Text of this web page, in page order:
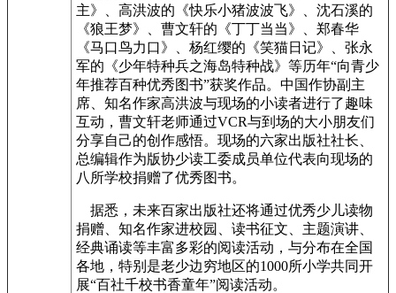
主》、高洪波的《快乐小猪波波飞》、沈石溪的
《狼王梦》、曹文轩的《丁丁当当》、郑春华
《马口鸟力口》、杨红缨的《笑猫日记》、张永
军的《少年特种兵之海岛特种战》等历年“向青少
年推荐百种优秀图书”获奖作品。中国作协副主
席、知名作家高洪波与现场的小读者进行了趣味
互动，曹文轩老师通过VCR与到场的大小朋友们
分享自己的创作感悟。现场的六家出版社社长、
总编辑作为版协少读工委成员单位代表向现场的
八所学校捐赠了优秀图书。
据悉，未来百家出版社还将通过优秀少儿读物
捐赠、知名作家进校园、读书征文、主题演讲、
经典诵读等丰富多彩的阅读活动，与分布在全国
各地，特别是老少边穷地区的1000所小学共同开
展“百社千校书香童年”阅读活动。